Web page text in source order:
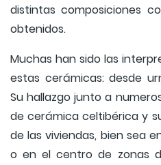
distintas composiciones
obtenidos.
Muchas han sido las
estas cerámicas: desde
Su hallazgo junto a
de cerámica celtibérica y
de las viviendas, bien sea
o en el centro de zonas